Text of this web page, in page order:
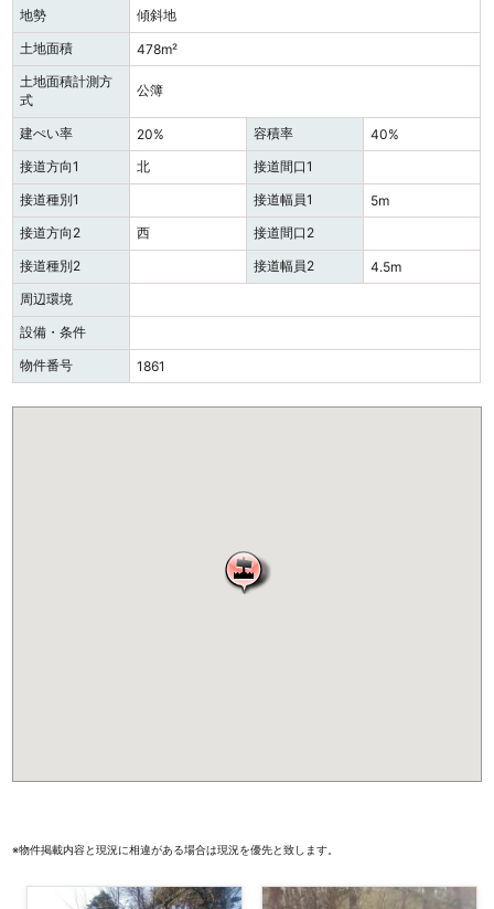
地勢
傾斜地
土地面積
478m²
土地面積計測方
式
公簿
建ぺい率 20% 容積率
40%
接道方向1
北
接道間口1
接道種別1
接道幅員1
5m
接道方向2
西
接道間口2
接道種別2
接道幅員2
4.5m
周辺環境
設備・条件
物件番号
1861
※物件掲載内容と現況に相違がある場合は現況を優先と致します。